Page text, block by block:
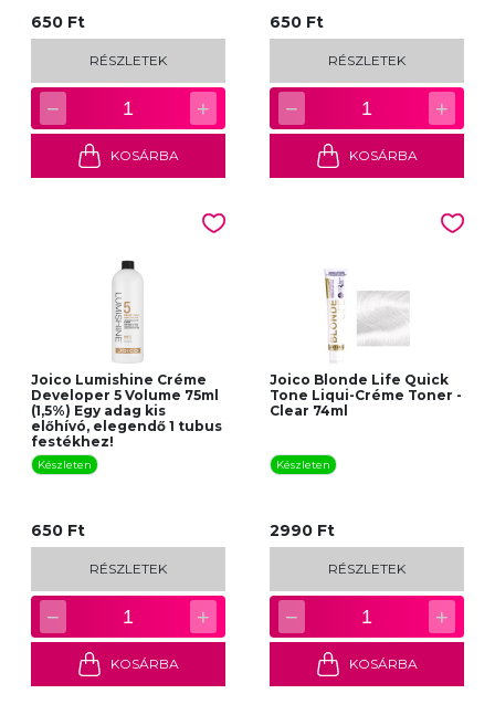
650 Ft
RÉSZLETEK
− 1 +
KOSÁRBA
650 Ft
RÉSZLETEK
− 1 +
KOSÁRBA
Joico Lumishine Créme
Developer 5 Volume 75ml
(1,5%) Egy adag kis
előhívó, elegendő 1 tubus
festékhez!
Készleten
650 Ft
RÉSZLETEK
− 1 +
KOSÁRBA
Joico Blonde Life Quick
Tone Liqui-Créme Toner -
Clear 74ml
Készleten
2990 Ft
RÉSZLETEK
− 1 +
KOSÁRBA